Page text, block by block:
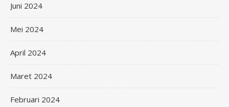
Juni 2024
Mei 2024
April 2024
Maret 2024
Februari 2024